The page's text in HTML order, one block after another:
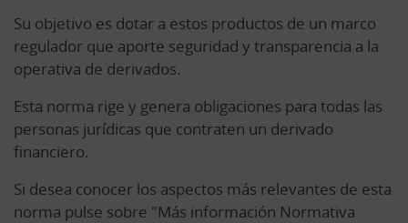
Su objetivo es dotar a estos productos de un marco
regulador que aporte seguridad y transparencia a la
operativa de derivados.
Esta norma rige y genera obligaciones para todas las
personas jurídicas que contraten un derivado
financiero.
Si desea conocer los aspectos más relevantes de esta
norma pulse sobre "Más información Normativa